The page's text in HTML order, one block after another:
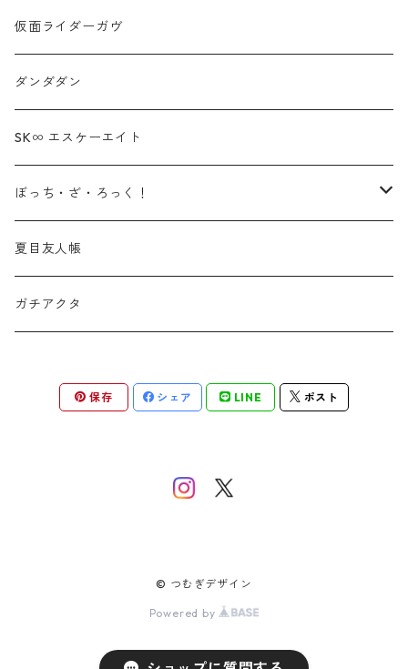
仮面ライダーガヴ
ダンダダン
SK∞ エスケーエイト
ぼっち・ざ・ろっく！
ブレスレット
ネックレス
夏目友人帳
ガチアクタ
保存 シェア LINE ポスト
© つむぎデザイン
Powered by